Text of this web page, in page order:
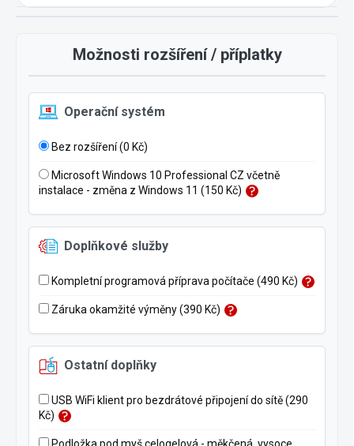
Možnosti rozšíření / příplatky
Operační systém
Bez rozšíření (0 Kč)
Microsoft Windows 10 Professional CZ včetně
instalace - změna z Windows 11 (150 Kč)
Doplňkové služby
Kompletní programová příprava počítače (490 Kč)
Záruka okamžité výměny (390 Kč)
Ostatní doplňky
USB WiFi klient pro bezdrátové připojení do sítě (290
Kč)